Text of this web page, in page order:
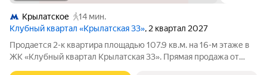
Крылатское
14 мин.
Клубный квартал «Крылатская 33», 2 квартал 2027
Продается 2-к квартира площадью 107.9 кв.м. на 16-м этаже в
ЖК «Клубный квартал Крылатская 33». Прямая продажа от